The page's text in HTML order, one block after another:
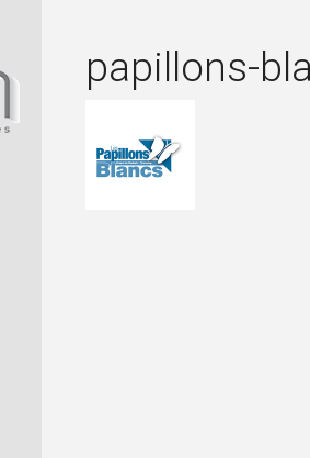
papillons-